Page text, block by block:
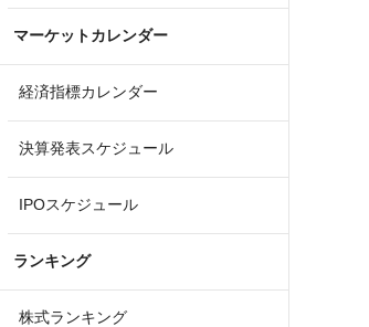
マーケットカレンダー
経済指標カレンダー
決算発表スケジュール
IPOスケジュール
ランキング
株式ランキング